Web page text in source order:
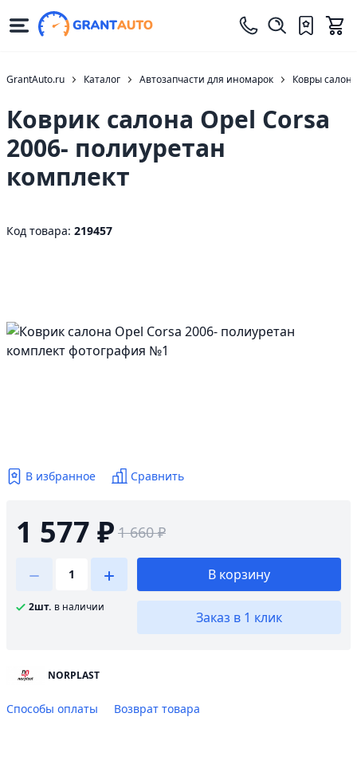
GrantAuto.ru Каталог Автозапчасти для иномарок Ковры салона
Коврик салона Opel Corsa
2006- полиуретан
комплект
Код товара: 219457
В избранное Сравнить
1 577 ₽ 1 660 ₽
2шт. в наличии
В корзину
Заказ в 1 клик
NORPLAST
Способы оплаты Возврат товара